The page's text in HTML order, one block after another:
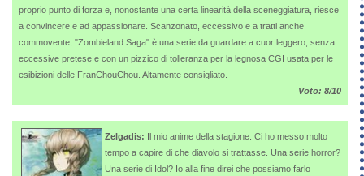
proprio punto di forza e, nonostante una certa linearità della sceneggiatura, riesce
a convincere e ad appassionare. Scanzonato, eccessivo e a tratti anche
commovente, "Zombieland Saga" è una serie da guardare a cuor leggero, senza
eccessive pretese e con un pizzico di tolleranza per la legnosa CGI usata per le
esibizioni delle FranChouChou. Altamente consigliato.
Voto: 8/10
Zelgadis: Il mio anime della stagione. Ci ho messo molto
tempo a capire di che diavolo si trattasse. Una serie horror?
Una serie di Idol? Io alla fine direi che possiamo farlo